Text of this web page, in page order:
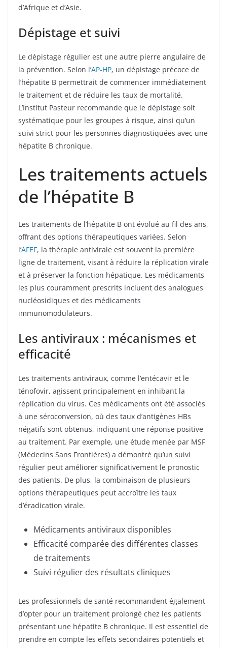
d’Afrique et d’Asie.
Dépistage et suivi
Le dépistage régulier est une autre pierre angulaire de
la prévention. Selon l’AP-HP, un dépistage précoce de
l’hépatite B permettrait de commencer immédiatement
le traitement et de réduire les taux de mortalité.
L’Institut Pasteur recommande que le dépistage soit
systématique pour les groupes à risque, ainsi qu’un
suivi strict pour les personnes diagnostiquées avec une
hépatite B chronique.
Les traitements actuels
de l’hépatite B
Les traitements de l’hépatite B ont évolué au fil des ans,
offrant des options thérapeutiques variées. Selon
l’AFEF, la thérapie antivirale est souvent la première
ligne de traitement, visant à réduire la réplication virale
et à préserver la fonction hépatique. Les médicaments
les plus couramment prescrits incluent des analogues
nucléosidiques et des médicaments
immunomodulateurs.
Les antiviraux : mécanismes et
efficacité
Les traitements antiviraux, comme l’entécavir et le
ténofovir, agissent principalement en inhibant la
réplication du virus. Ces médicaments ont été associés
à une séroconversion, où des taux d’antigènes HBs
négatifs sont obtenus, indiquant une réponse positive
au traitement. Par exemple, une étude menée par MSF
(Médecins Sans Frontières) a démontré qu’un suivi
régulier peut améliorer significativement le pronostic
des patients. De plus, la combinaison de plusieurs
options thérapeutiques peut accroître les taux
d’éradication virale.
Médicaments antiviraux disponibles
Efficacité comparée des différentes classes
de traitements
Suivi régulier des résultats cliniques
Les professionnels de santé recommandent également
d’opter pour un traitement prolongé chez les patients
présentant une hépatite B chronique. Il est essentiel de
prendre en compte les effets secondaires potentiels et